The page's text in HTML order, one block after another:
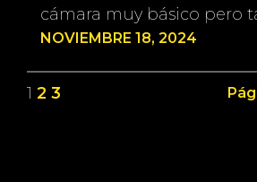
cámara muy básico pero
NOVIEMBRE 18, 2024
1 2 3